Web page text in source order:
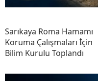
Sarıkaya Roma Hamamı
Koruma Çalışmaları İçin
Bilim Kurulu Toplandı